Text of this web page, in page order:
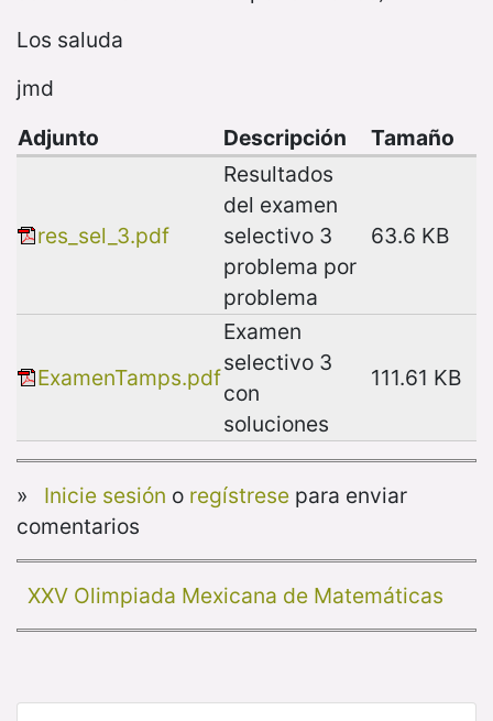
Los saluda
jmd
Adjunto
Descripción Tamaño
res_sel_3.pdf
Resultados
del examen
selectivo 3
problema por
problema
63.6 KB
ExamenTamps.pdf
Examen
selectivo 3
con
soluciones
111.61 KB
» Inicie sesión o regístresepara enviar
comentarios
XXV Olimpiada Mexicana de Matemáticas